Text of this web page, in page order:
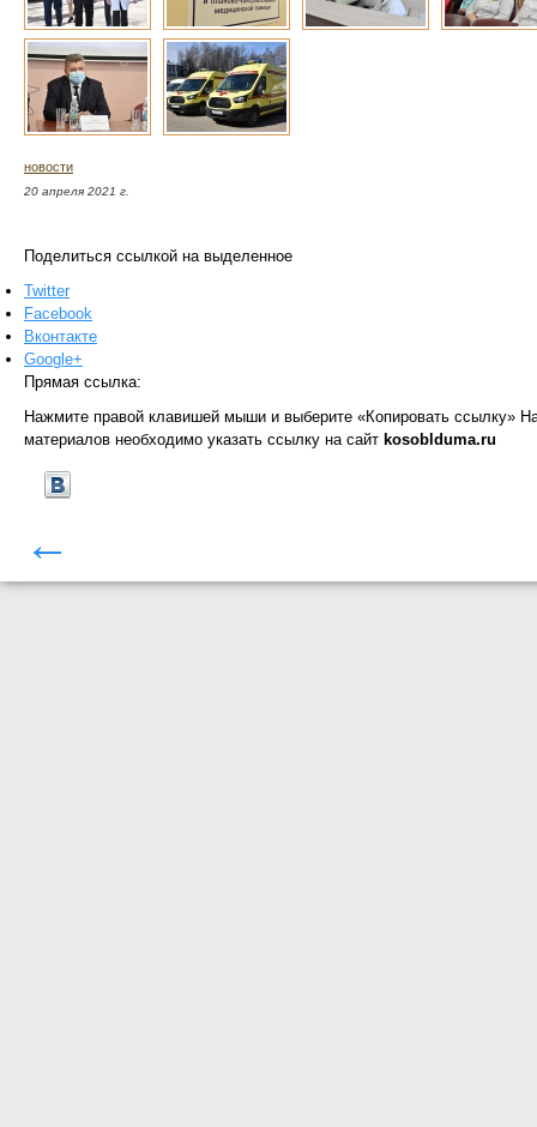
новости
20 апреля 2021 г.
Поделиться ссылкой на выделенное
Twitter
Facebook
Вконтакте
Google+
Прямая ссылка:
Нажмите правой клавишей мыши и выберите «Копировать ссылку»
материалов необходимо указать ссылку на сайт kosoblduma.ru
←